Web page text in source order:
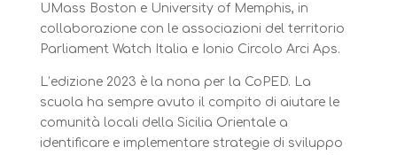
UMass Boston e University of Memphis, in
collaborazione con le associazioni del territorio
Parliament Watch Italia e Ionio Circolo Arci Aps.
L’edizione 2023 è la nona per la CoPED. La
scuola ha sempre avuto il compito di aiutare le
comunità locali della Sicilia Orientale a
identificare e implementare strategie di sviluppo